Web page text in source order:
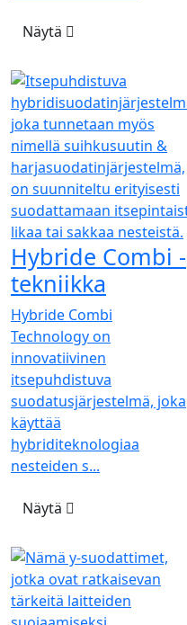
Näytä
Hybride Combi -
tekniikka
Hybride Combi
Technology on
innovatiivinen
itsepuhdistuva
suodatusjärjestelmä, joka
käyttää
hybriditeknologiaa
nesteiden s...
Näytä